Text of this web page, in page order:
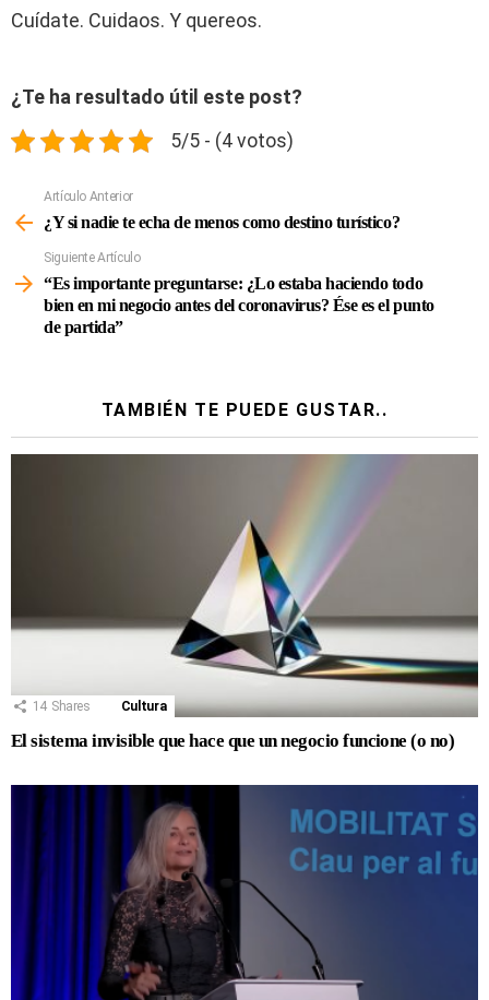
Cuídate. Cuidaos. Y quereos.
¿Te ha resultado útil este post?
5/5 - (4 votos)
Más
Artículo Anterior
¿Y si nadie te echa de menos como destino turístico?
Siguiente Artículo
“Es importante preguntarse: ¿Lo estaba haciendo todo
bien en mi negocio antes del coronavirus? Ése es el punto
de partida”
TAMBIÉN TE PUEDE GUSTAR..
14 Shares Cultura
El sistema invisible que hace que un negocio funcione (o no)